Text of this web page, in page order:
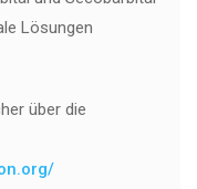
Lösungen
über die